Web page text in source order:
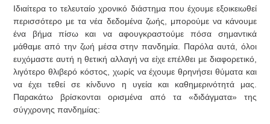
Ιδιαίτερα το τελευταίο χρονικό διάστημα που έχουμε εξοικειωθεί
περισσότερο με τα νέα δεδομένα ζωής, μπορούμε να κάνουμε
ένα βήμα πίσω και να αφουγκραστούμε πόσα σημαντικά
μάθαμε από την ζωή μέσα στην πανδημία. Παρόλα αυτά, όλοι
ευχόμαστε αυτή η θετική αλλαγή να είχε επέλθει με διαφορετικό,
λιγότερο θλιβερό κόστος, χωρίς να έχουμε θρηνήσει θύματα και
να έχει τεθεί σε κίνδυνο η υγεία και καθημερινότητά μας.
Παρακάτω βρίσκονται ορισμένα από τα «διδάγματα» της
σύγχρονης πανδημίας: